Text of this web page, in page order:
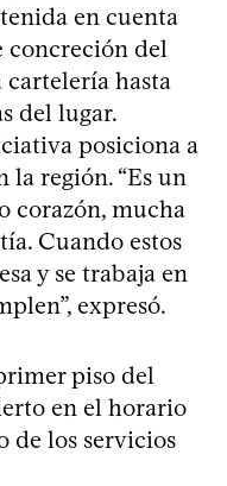
en cuenta
concreción del
cartelería hasta
del lugar.
posiciona a
la región. “Es un
corazón, mucha
Cuando estos
y se trabaja en
expresó.
piso del
en el horario
de los servicios